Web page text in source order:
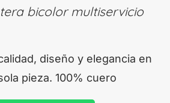
bicolor multiservicio
diseño y elegancia en
pieza. 100% cuero